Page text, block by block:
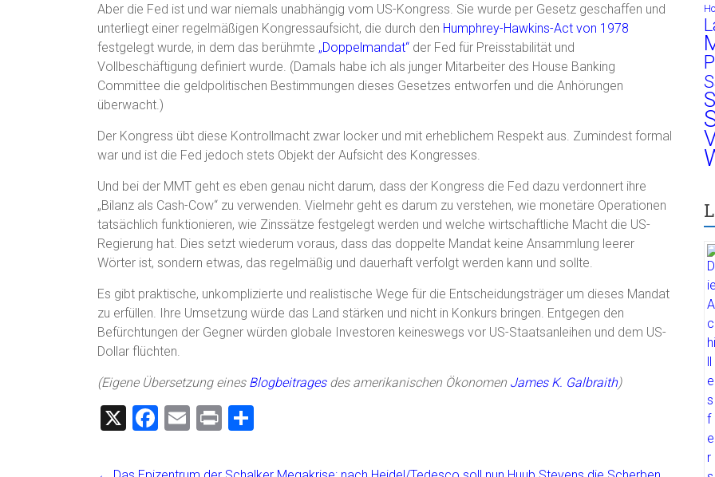
Aber die Fed ist und war niemals unabhängig vom US-Kongress. Sie wurde per Gesetz geschaffen und
unterliegt einer regelmäßigen Kongressaufsicht, die durch den Humphrey-Hawkins-Act von 1978
festgelegt wurde, in dem das berühmte „Doppelmandat“ der Fed für Preisstabilität und
Vollbeschäftigung definiert wurde. (Damals habe ich als junger Mitarbeiter des House Banking
Committee die geldpolitischen Bestimmungen dieses Gesetzes entworfen und die Anhörungen
überwacht.)
Der Kongress übt diese Kontrollmacht zwar locker und mit erheblichem Respekt aus. Zumindest formal
war und ist die Fed jedoch stets Objekt der Aufsicht des Kongresses.
Und bei der MMT geht es eben genau nicht darum, dass der Kongress die Fed dazu verdonnert ihre
„Bilanz als Cash-Cow“ zu verwenden. Vielmehr geht es darum zu verstehen, wie monetäre Operationen
tatsächlich funktionieren, wie Zinssätze festgelegt werden und welche wirtschaftliche Macht die US-
Regierung hat. Dies setzt wiederum voraus, dass das doppelte Mandat keine Ansammlung leerer
Wörter ist, sondern etwas, das regelmäßig und dauerhaft verfolgt werden kann und sollte.
Es gibt praktische, unkomplizierte und realistische Wege für die Entscheidungsträger um dieses Mandat
zu erfüllen. Ihre Umsetzung würde das Land stärken und nicht in Konkurs bringen. Entgegen den
Befürchtungen der Gegner würden globale Investoren keineswegs vor US-Staatsanleihen und dem US-
Dollar flüchten.
(Eigene Übersetzung eines Blogbeitragesdes amerikanischen Ökonomen James K. Galbraith)
X
F
ce
E
ai
Pr
t
e